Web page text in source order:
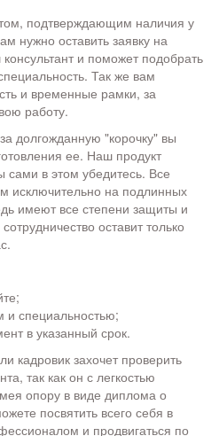
подтверждающим наличия у
нужно оставить заявку на
и поможет подобрать
Так же вам
и временные рамки, за
работу.
долгожданную "корочку" вы
ее. Наш продукт
в этом убедитесь. Все
исключительно на подлинных
имеют все степени защиты и
оставит только
и специальностью;
в указанный срок.
кадровик захочет проверить
так как он с легкостью
опору в виде диплома о
посвятить всего себя в
и продвигаться по